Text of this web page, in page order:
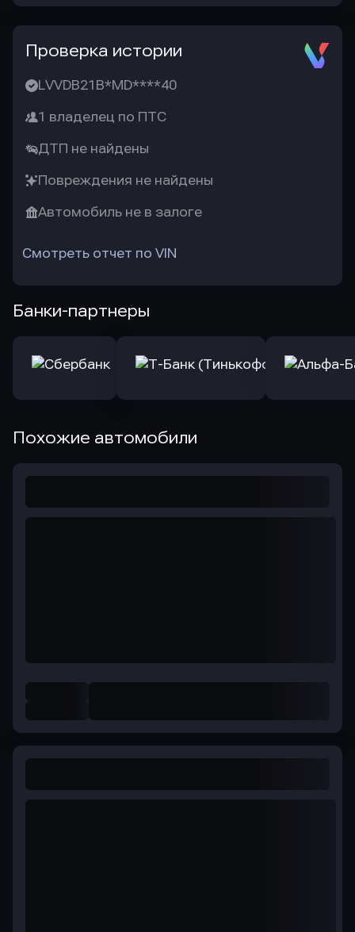
Проверка истории
LVVDB21B*MD****40
1 владелец по ПТС
ДТП не найдены
Повреждения не найдены
Автомобиль не в залоге
Смотреть отчет по VIN
Банки-партнеры
Похожие автомобили